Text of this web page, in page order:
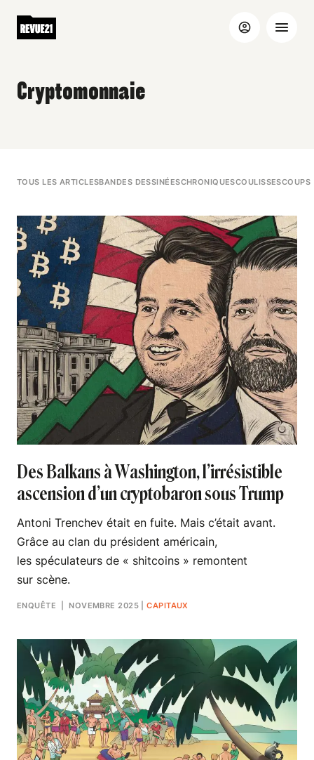
Cryptomonnaie
TOUS LES ARTICLESBANDES DESSINÉESCHRONIQUESCOULISSESCOUPS
Des Balkans à Washington, l’irrésistible
ascension d’un cryptobaron sous Trump
Antoni Trenchev était en fuite. Mais c’était avant.
Grâce au clan du président américain,
les spéculateurs de « shitcoins » remontent
sur scène.
ENQUÊTE | NOVEMBRE 2025 |CAPITAUX